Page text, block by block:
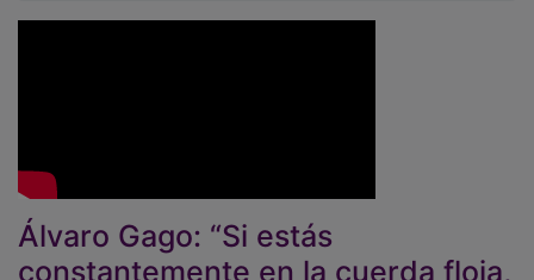
Álvaro Gago: “Si estás
constantemente en la cuerda floja,